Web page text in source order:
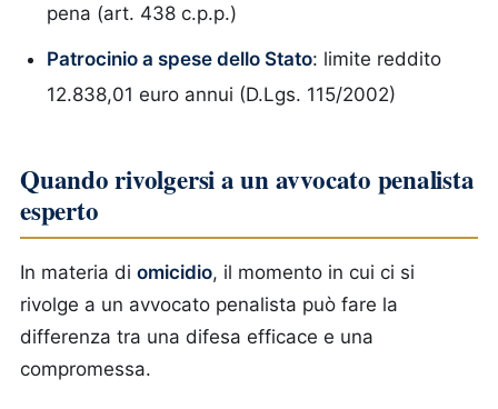
pena (art. 438 c.p.p.)
Patrocinio a spese dello Stato: limite reddito
12.838,01 euro annui (D.Lgs. 115/2002)
Quando rivolgersi a un avvocato penalista
esperto
In materia di omicidio, il momento in cui ci si
rivolge a un avvocato penalista può fare la
differenza tra una difesa efficace e una
compromessa.